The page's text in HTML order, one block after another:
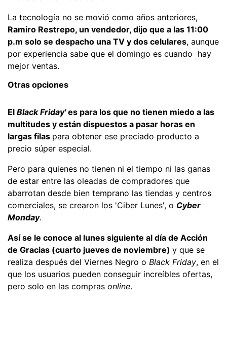
La tecnología no se movió como años anteriores,
Ramiro Restrepo, un vendedor, dijo que a las 11:00
p.m solo se despacho una TV y dos celulares, aunque
por experiencia sabe que el domingo es cuando hay
mejor ventas.
Otras opciones
El Black Friday'es para los que no tienen miedo a las
multitudes y están dispuestos a pasar horas en
largas filas para obtener ese preciado producto a
precio súper especial.
Pero para quienes no tienen ni el tiempo ni las ganas
de estar entre las oleadas de compradores que
abarrotan desde bien temprano las tiendas y centros
comerciales, se crearon los 'Ciber Lunes', o Cyber
Monday.
Así se le conoce al lunes siguiente al día de Acción
de Gracias (cuarto jueves de noviembre) y que se
realiza después del Viernes Negro o Black Friday, en el
que los usuarios pueden conseguir increíbles ofertas,
pero solo en las compras online.